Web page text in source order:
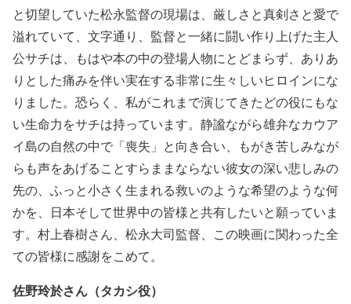
と切望していた松永監督の現場は、厳しさと真剣さと愛で
溢れていて、文字通り、監督と一緒に闘い作り上げた主人
公サチは、もはや本の中の登場人物にとどまらず、ありあ
りとした痛みを伴い実在する非常に生々しいヒロインにな
りました。恐らく、私がこれまで演じてきたどの役にもな
い生命力をサチは持っています。静謐ながら雄弁なカウア
イ島の自然の中で「喪失」と向き合い、もがき苦しみなが
らも声をあげることすらままならない彼女の深い悲しみの
先の、ふっと小さく生まれる救いのような希望のような何
かを、日本そして世界中の皆様と共有したいと願っていま
す。村上春樹さん、松永大司監督、この映画に関わった全
ての皆様に感謝をこめて。
佐野玲於さん（タカシ役）